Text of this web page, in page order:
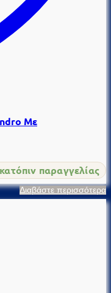
Με
παραγγελίας
Διαβάστε περισσότερα